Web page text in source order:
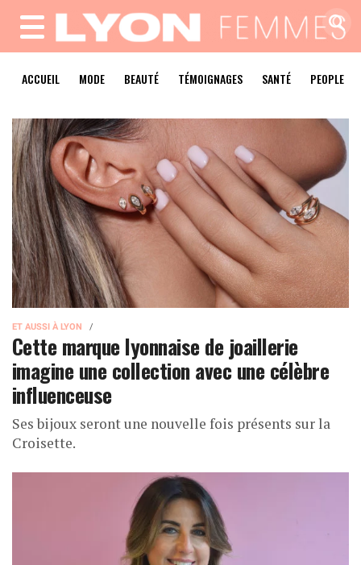
MENU
ACCUEIL MODE BEAUTÉ TÉMOIGNAGES SANTÉ PEOPLE
ET AUSSI À LYON
Cette marque lyonnaise de joaillerie
imagine une collection avec une célèbre
influenceuse
Ses bijoux seront une nouvelle fois présents sur la
Croisette.